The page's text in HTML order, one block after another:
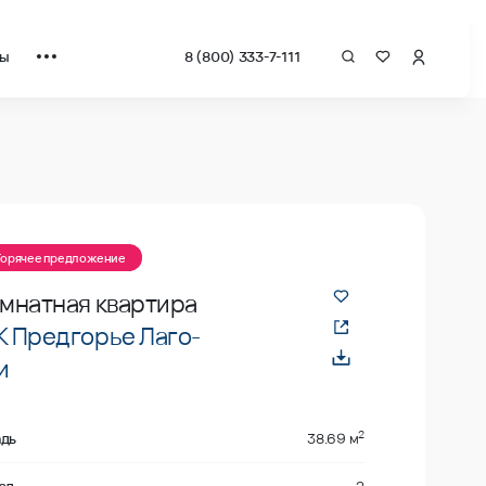
8 (800) 333-7-111
предложение
квартира
Лаго-
38.69 м2